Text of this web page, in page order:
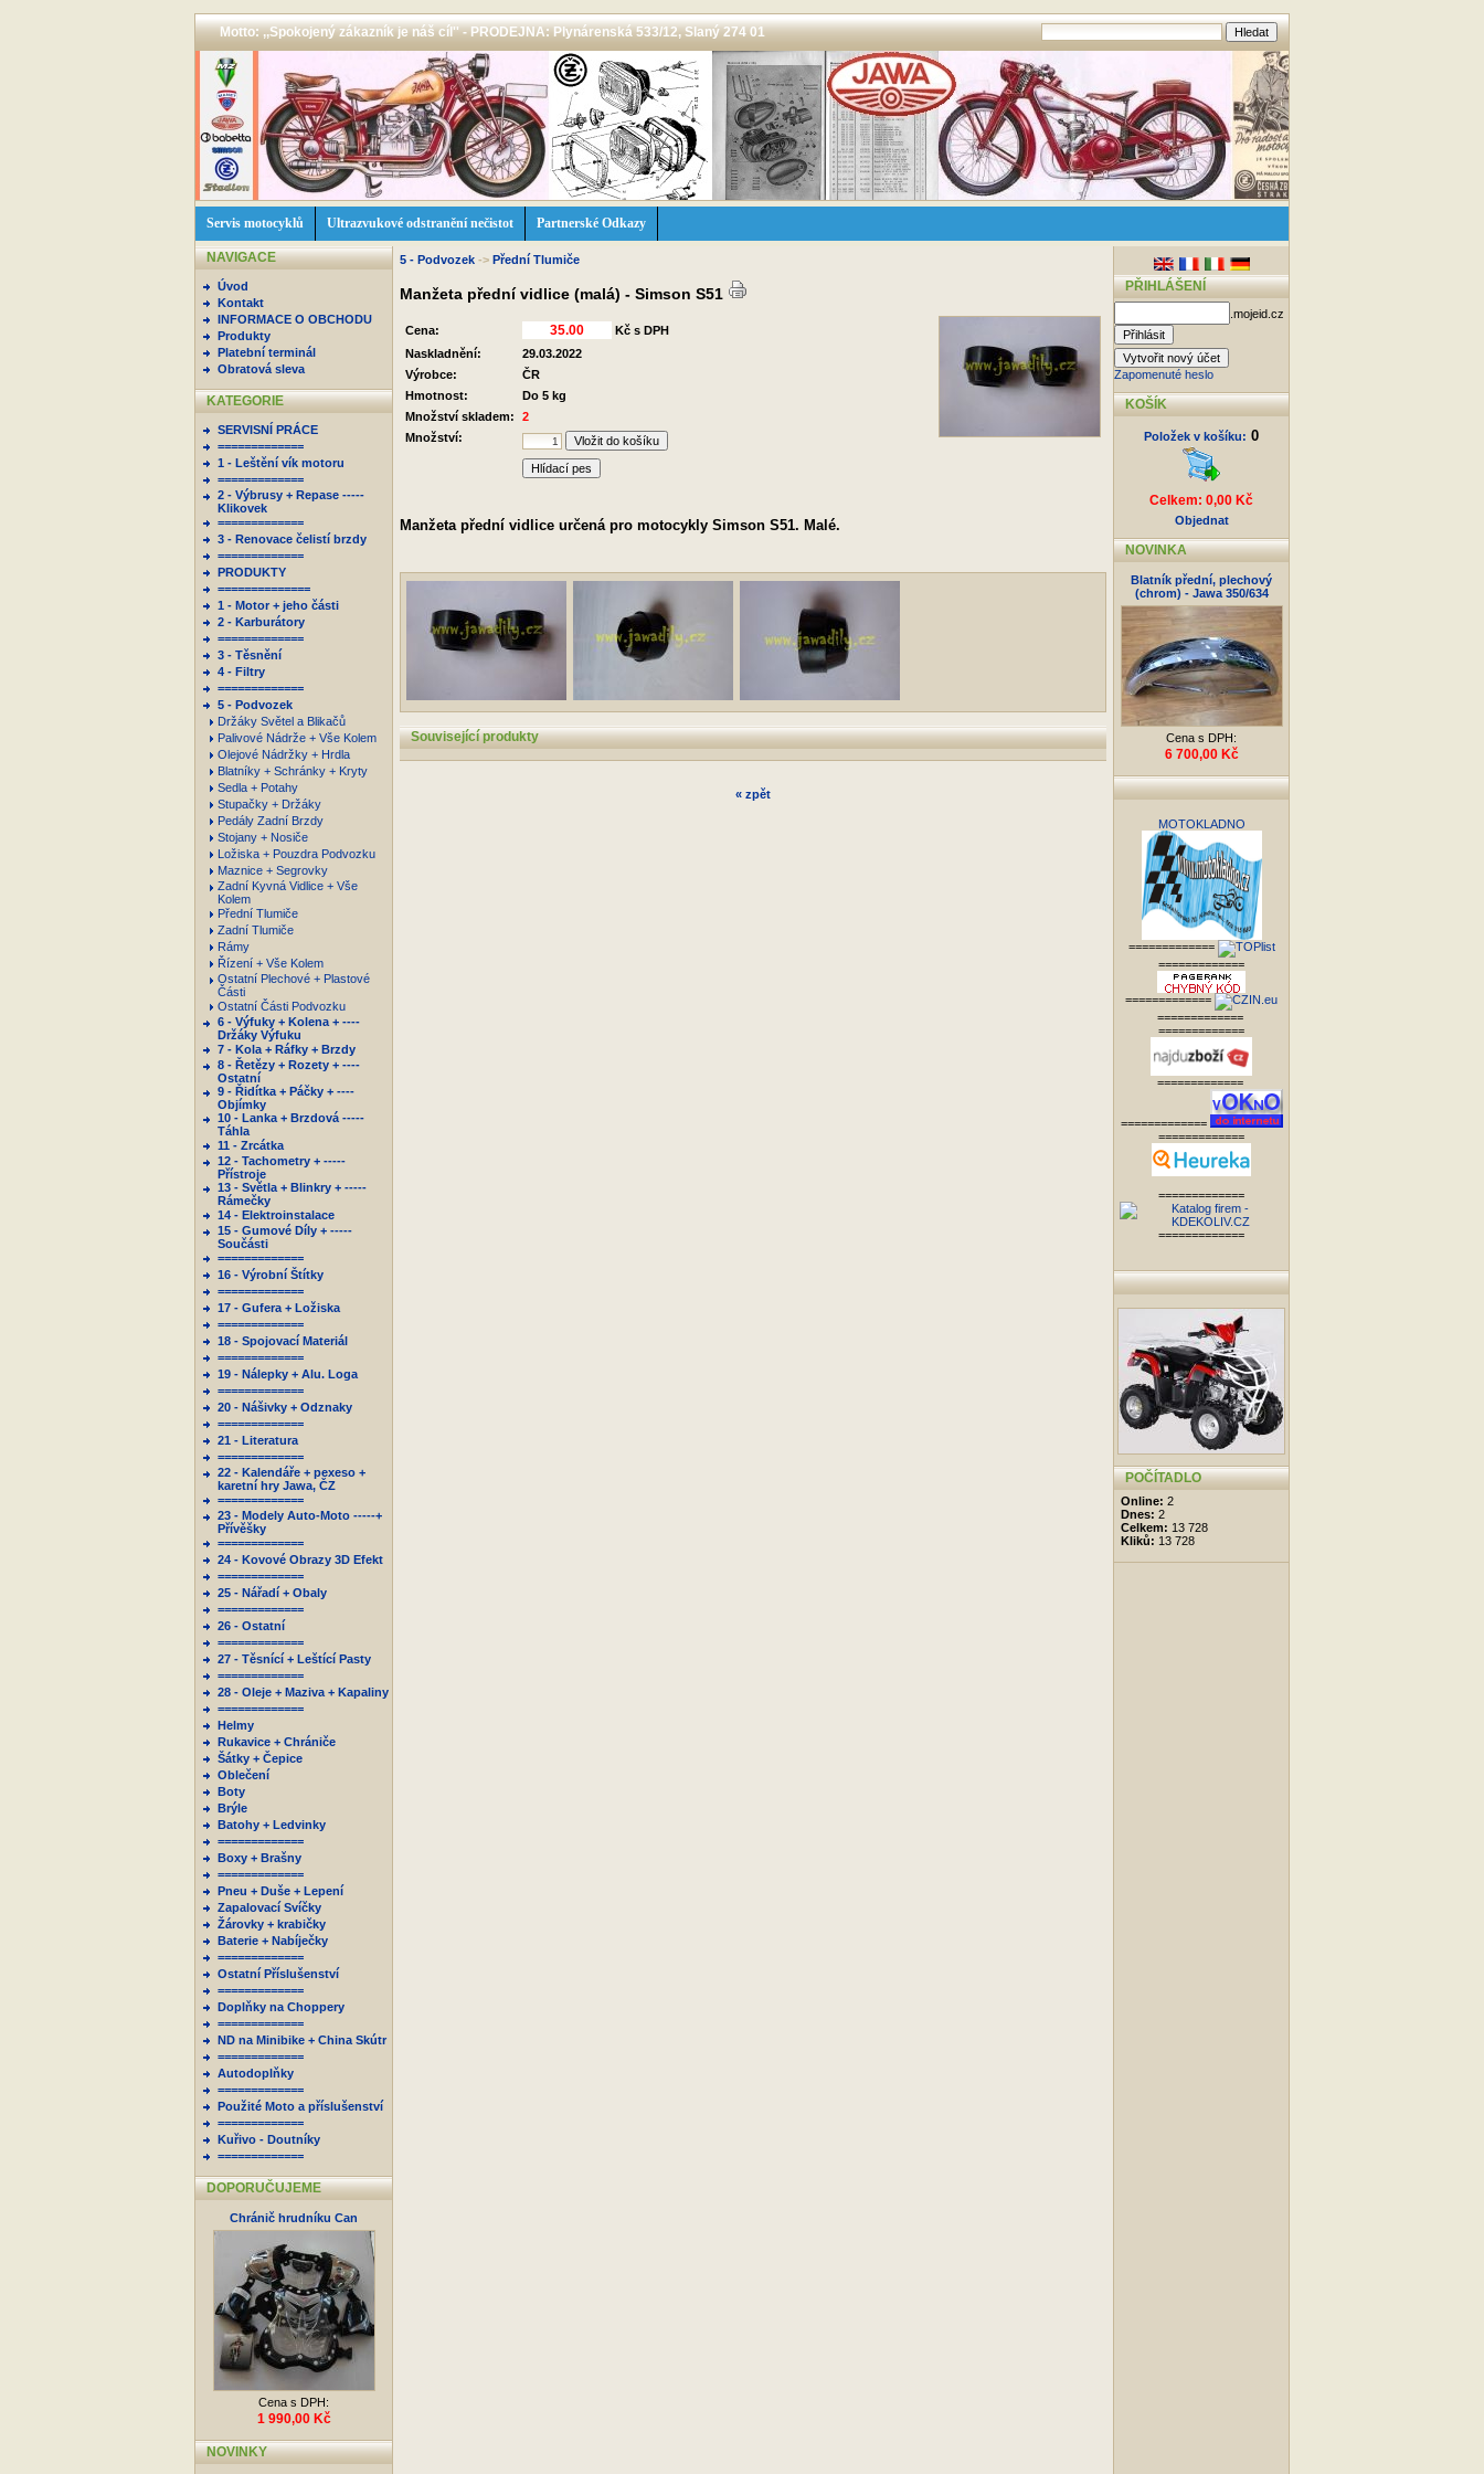
Motto: ,,Spokojený zákazník je náš cíl'' - PRODEJNA: Plynárenská 533/12, Slaný 274 01
Servis motocyklů Ultrazvukové odstranění nečistot Partnerské Odkazy
NAVIGACE
Úvod
Kontakt
INFORMACE O OBCHODU
Produkty
Platební terminál
Obratová sleva
KATEGORIE
SERVISNÍ PRÁCE
=============
1 - Leštění vík motoru
=============
2 - Výbrusy + Repase -----
Klikovek
=============
3 - Renovace čelistí brzdy
=============
PRODUKTY
==============
1 - Motor + jeho části
2 - Karburátory
=============
3 - Těsnění
4 - Filtry
=============
5 - Podvozek
Držáky Světel a Blikačů
Palivové Nádrže + Vše Kolem
Olejové Nádržky + Hrdla
Blatníky + Schránky + Kryty
Sedla + Potahy
Stupačky + Držáky
Pedály Zadní Brzdy
Stojany + Nosiče
Ložiska + Pouzdra Podvozku
Maznice + Segrovky
Zadní Kyvná Vidlice + Vše
Kolem
Přední Tlumiče
Zadní Tlumiče
Rámy
Řízení + Vše Kolem
Ostatní Plechové + Plastové
Části
Ostatní Části Podvozku
6 - Výfuky + Kolena + ----
Držáky Výfuku
7 - Kola + Ráfky + Brzdy
8 - Řetězy + Rozety + ----
Ostatní
9 - Řidítka + Páčky + ----
Objímky
10 - Lanka + Brzdová -----
Táhla
11 - Zrcátka
12 - Tachometry + -----
Přístroje
13 - Světla + Blinkry + -----
Rámečky
14 - Elektroinstalace
15 - Gumové Díly + -----
Součásti
=============
16 - Výrobní Štítky
=============
17 - Gufera + Ložiska
=============
18 - Spojovací Materiál
=============
19 - Nálepky + Alu. Loga
=============
20 - Nášivky + Odznaky
=============
21 - Literatura
=============
22 - Kalendáře + pexeso +
karetní hry Jawa, ČZ
=============
23 - Modely Auto-Moto -----+
Přívěšky
=============
24 - Kovové Obrazy 3D Efekt
=============
25 - Nářadí + Obaly
=============
26 - Ostatní
=============
27 - Těsnící + Leštící Pasty
=============
28 - Oleje + Maziva + Kapaliny
=============
Helmy
Rukavice + Chrániče
Šátky + Čepice
Oblečení
Boty
Brýle
Batohy + Ledvinky
=============
Boxy + Brašny
=============
Pneu + Duše + Lepení
Zapalovací Svíčky
Žárovky + krabičky
Baterie + Nabíječky
=============
Ostatní Příslušenství
=============
Doplňky na Choppery
=============
ND na Minibike + China Skútr
=============
Autodoplňky
=============
Použité Moto a příslušenství
=============
Kuřivo - Doutníky
=============
DOPORUČUJEME
Chránič hrudníku Can
Cena s DPH:
1 990,00 Kč
NOVINKY
5 - Podvozek -> Přední Tlumiče
Manžeta přední vidlice (malá) - Simson S51
Cena:
Kč s DPH
Naskladnění:
29.03.2022
Výrobce:
ČR
Hmotnost:
Do 5 kg
Množství skladem:
2
Množství:
Hlídací pes
Manžeta přední vidlice určená pro motocykly Simson S51. Malé.
Související produkty
« zpět
PŘIHLÁŠENÍ
.mojeid.cz
Zapomenuté heslo
KOŠÍK
Položek v košíku: 0
Celkem: 0,00 Kč
Objednat
NOVINKA
Blatník přední, plechový
(chrom) - Jawa 350/634
Cena s DPH:
6 700,00 Kč
MOTOKLADNO
=============
=============
=============
=============
=============
=============
=============
=============
=============
=============
POČÍTADLO
Online: 2
Dnes: 2
Celkem: 13 728
Kliků: 13 728